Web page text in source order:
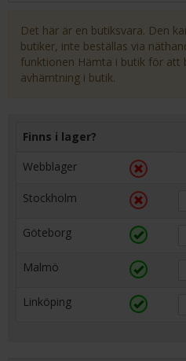
Det här är en butiksvara. Den
butiker, inte beställas via
funktionen Hämta i butik för att
avhämtning i butik.
Finns i lager?
Webblager
Stockholm
Göteborg
Malmö
Linköping